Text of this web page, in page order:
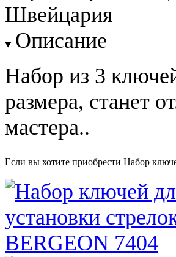
Швейцария
Описание
Набор из 3
размера, станет
мастера..
Если вы хотите приобрести Набор